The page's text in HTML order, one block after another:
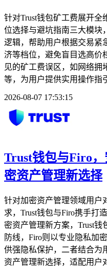
针对Trust钱包矿工费展开
位选择与避坑指南三大模块
逻辑，帮助用户根据交易紧
济等档位，避免盲目选高价
见的矿工费误区，如网络拥
等，为用户提供实用操作指
2026-08-07 17:53:15
Trust钱包与Firo
密资产管理新选择
针对加密资产管理领域用户
求，Trust钱包与Firo携手打
密资产管理新方案，Trust
防线，Firo则以专业隐私加
供强隐私保护，二者结合为
资产管理新选择，适配用户